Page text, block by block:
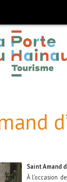
Saint Amand
À l’occasion